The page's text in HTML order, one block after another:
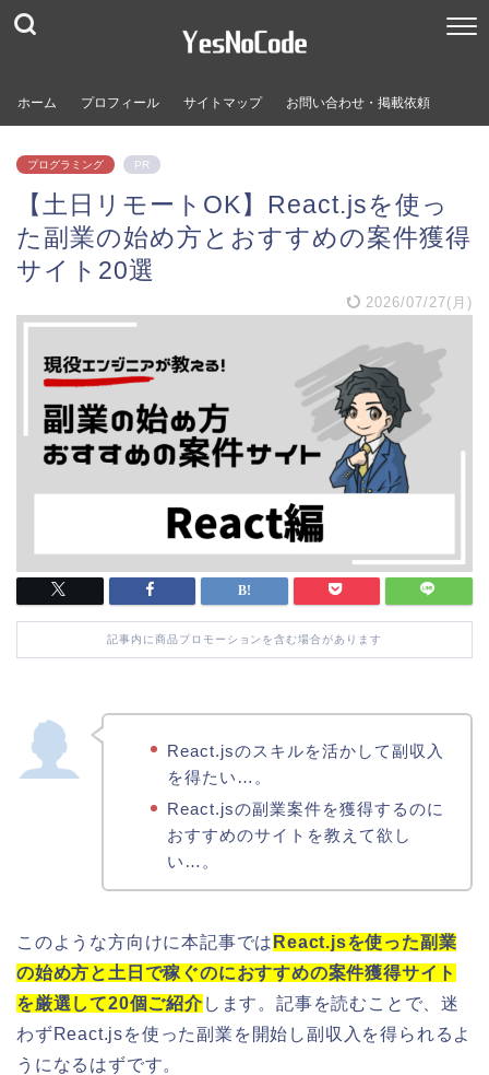
ホーム プロフィール サイトマップ お問い合わせ・掲載依頼
プログラミング PR
【土日リモートOK】React.jsを使っ
た副業の始め方とおすすめの案件獲得
サイト20選
2026/07/27(月)
記事内に商品プロモーションを含む場合があります
React.jsのスキルを活かして副収入
を得たい…。
React.jsの副業案件を獲得するのに
おすすめのサイトを教えて欲し
い…。
このような方向けに本記事では React.jsを使った副業
の始め方と土日で稼ぐのにおすすめの案件獲得サイト
を厳選して20個ご紹介 します。記事を読むことで、迷
わずReact.jsを使った副業を開始し副収入を得られるよ
うになるはずです。